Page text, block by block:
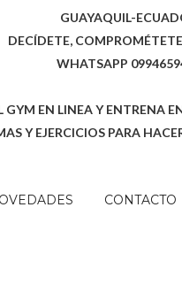
GUAYAQUIL-
DECÍDETE,
WHATSAPP
GYM EN LINEA Y ENTRENA
Y EJERCICIOS PARA
CONTACTO